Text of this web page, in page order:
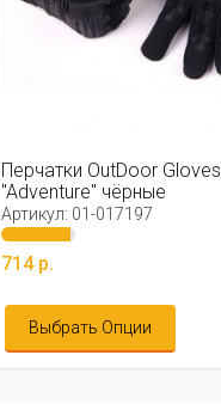
Перчатки OutDoor Gloves
"Adventure" чёрные
Артикул: 01-017197
714 р.
Выбрать Опции